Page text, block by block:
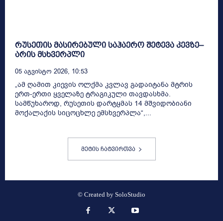
რუსეთის მასირებული საჰაერო შეტევა კევზე–
არის მსხვერპლი
05 Აგვისტო 2026, 10:53
„ამ ღამით კიევის ოლქმა კვლავ გადაიტანა მტრის
ერთ-ერთი ყველაზე ტრაგიკული თავდასხმა.
სამწუხაროდ, რუსეთის დარტყმას 14 მშვიდობიანი
მოქალაქის სიცოცხლე ემსხვერპლა“,...
მეტის ჩატვირთვა
© Created by SoloStudio